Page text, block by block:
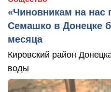
«Чиновникам на нас
Семашко в Донецке
месяца
Кировский район
воды